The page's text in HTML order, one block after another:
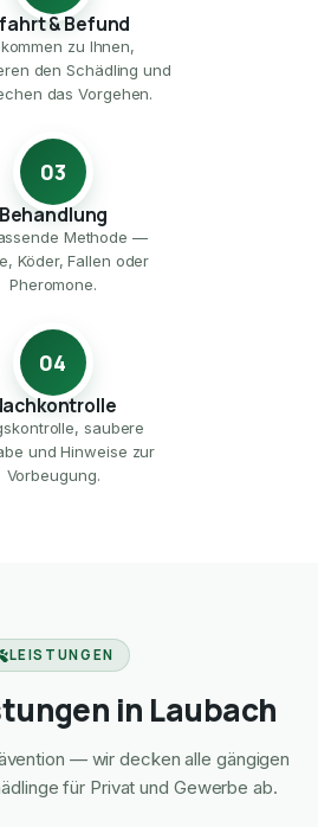
& Befund
zu Ihnen,
den Schädling und
das Vorgehen.
03
Behandlung
Methode —
Köder, Fallen oder
Pheromone.
04
saubere
und Hinweise zur
Vorbeugung.
LEISTUNGEN
in Laubach
— wir decken alle gängigen
für Privat und Gewerbe ab.